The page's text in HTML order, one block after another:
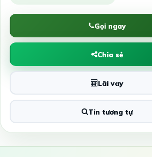
Gọi ngay
Chia sẻ
Lãi vay
Tin tương tự